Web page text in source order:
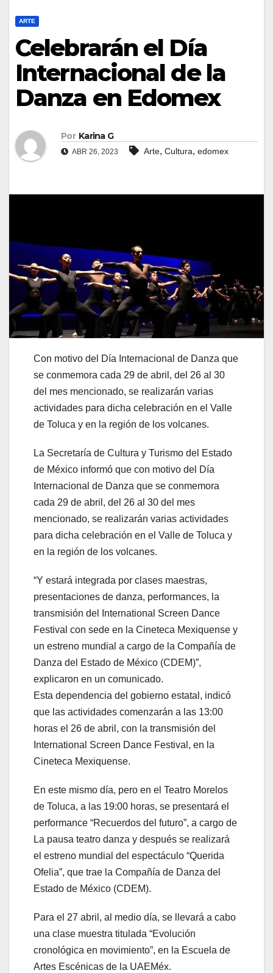
ARTE
Celebrarán el Día
Internacional de la
Danza en Edomex
Por Karina G
ABR 26, 2023 Arte, Cultura, edomex
Con motivo del Día Internacional de Danza que
se conmemora cada 29 de abril, del 26 al 30
del mes mencionado, se realizarán varias
actividades para dicha celebración en el Valle
de Toluca y en la región de los volcanes.
La Secretaría de Cultura y Turismo del Estado
de México informó que con motivo del Día
Internacional de Danza que se conmemora
cada 29 de abril, del 26 al 30 del mes
mencionado, se realizarán varias actividades
para dicha celebración en el Valle de Toluca y
en la región de los volcanes.
“Y estará integrada por clases maestras,
presentaciones de danza, performances, la
transmisión del International Screen Dance
Festival con sede en la Cineteca Mexiquense y
un estreno mundial a cargo de la Compañía de
Danza del Estado de México (CDEM)”,
explicaron en un comunicado.
Esta dependencia del gobierno estatal, indicó
que las actividades comenzarán a las 13:00
horas el 26 de abril, con la transmisión del
International Screen Dance Festival, en la
Cineteca Mexiquense.
En este mismo día, pero en el Teatro Morelos
de Toluca, a las 19:00 horas, se presentará el
performance “Recuerdos del futuro”, a cargo de
La pausa teatro danza y después se realizará
el estreno mundial del espectáculo “Querida
Ofelia”, que trae la Compañía de Danza del
Estado de México (CDEM).
Para el 27 abril, al medio día, se llevará a cabo
una clase muestra titulada “Evolución
cronológica en movimiento”, en la Escuela de
Artes Escénicas de la UAEMéx.